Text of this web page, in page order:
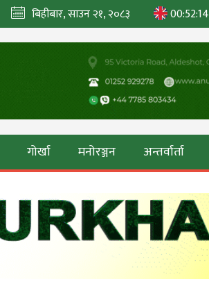
बिहीबार, साउन २१, २०८३ 00:52:15
गोर्खा मनोरञ्जन अन्तर्वार्ता